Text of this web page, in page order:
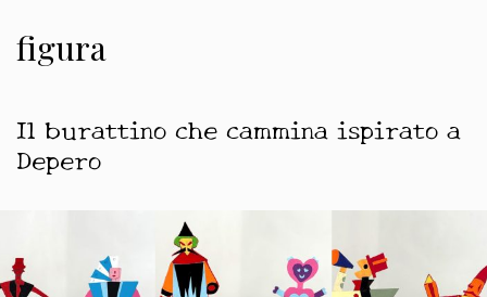
figura
Il burattino che cammina ispirato a
Depero